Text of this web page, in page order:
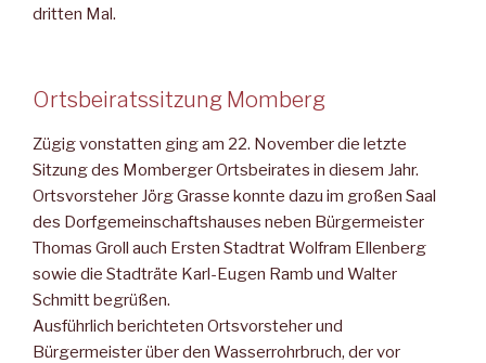
dritten Mal.
Ortsbeiratssitzung Momberg
Zügig vonstatten ging am 22. November die letzte
Sitzung des Momberger Ortsbeirates in diesem Jahr.
Ortsvorsteher Jörg Grasse konnte dazu im großen Saal
des Dorfgemeinschaftshauses neben Bürgermeister
Thomas Groll auch Ersten Stadtrat Wolfram Ellenberg
sowie die Stadträte Karl-Eugen Ramb und Walter
Schmitt begrüßen.
Ausführlich berichteten Ortsvorsteher und
Bürgermeister über den Wasserrohrbruch, der vor